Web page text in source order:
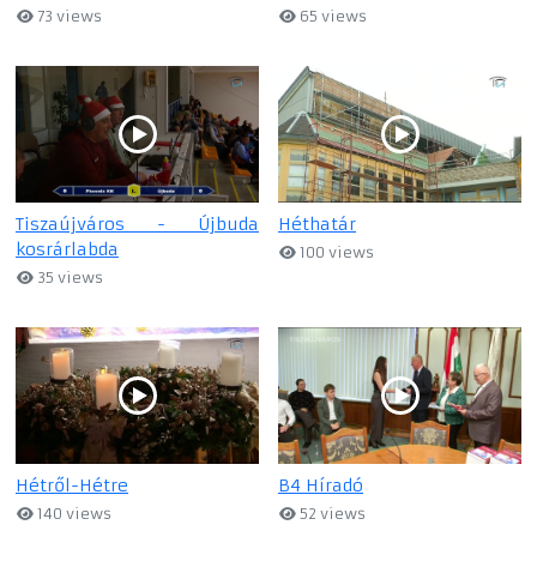
73 views 65 views
Tiszaújváros - Újbuda
kosrárlabda
35 views
Héthatár
100 views
Hétről-Hétre
140 views
B4 Híradó
52 views